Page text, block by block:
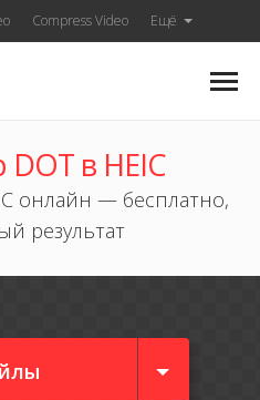
Compress Video Ещё
в HEIC
онлайн — бесплатно,
результат